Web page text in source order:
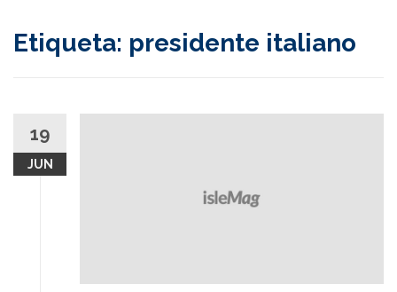
Etiqueta: presidente italiano
19
JUN